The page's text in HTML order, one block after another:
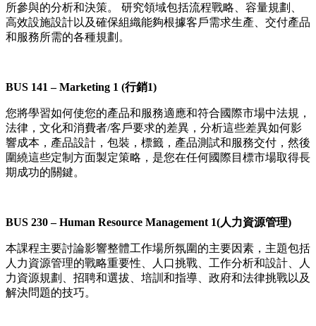
所參與的分析和決策。 研究領域包括流程戰略、容量規劃、
高效設施設計以及確保組織能夠根據客戶需求生產、交付產品
和服務所需的各種規劃。
BUS 141 – Marketing 1 (行銷1)
您將學習如何使您的產品和服務適應和符合國際市場中法規，
法律，文化和消費者/客戶要求的差異，分析這些差異如何影
響成本，產品設計，包裝，標籤，產品測試和服務交付，然後
圍繞這些定制方面製定策略，是您在任何國際目標市場取得長
期成功的關鍵。
BUS 230 – Human Resource Management 1(人力資源管理)
本課程主要討論影響整體工作場所氛圍的主要因素，主題包括
人力資源管理的戰略重要性、人口挑戰、工作分析和設計、人
力資源規劃、招聘和選拔、培訓和指導、政府和法律挑戰以及
解決問題的技巧。